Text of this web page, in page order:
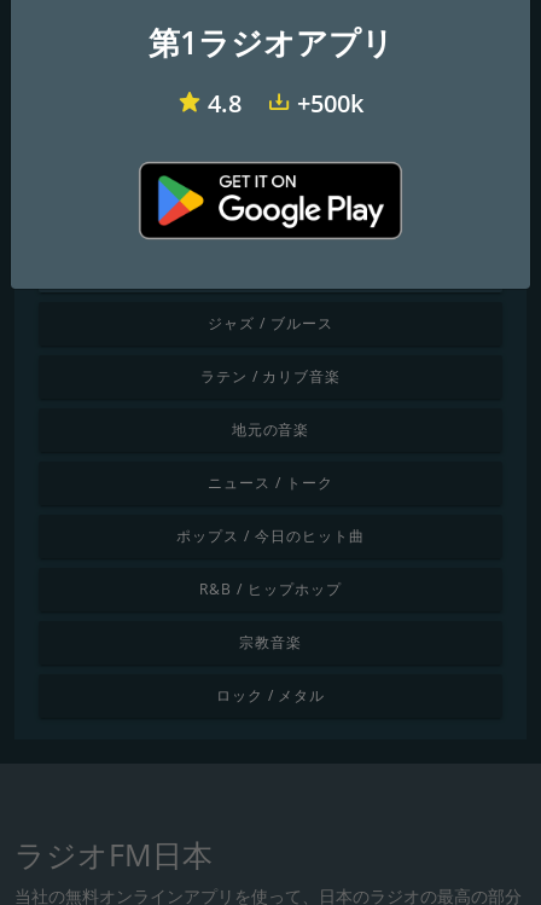
チルアウト / ラウンジ
クラシック音楽
カントリー
ダンス / エレクトロニック
ジャズ / ブルース
ラテン / カリブ音楽
地元の音楽
ニュース / トーク
ポップス / 今日のヒット曲
R&B / ヒップホップ
宗教音楽
ロック / メタル
ラジオFM日本
当社の無料オンラインアプリを使って、日本のラジオの最高の部分
第1ラジオアプリ
4.8 +500k